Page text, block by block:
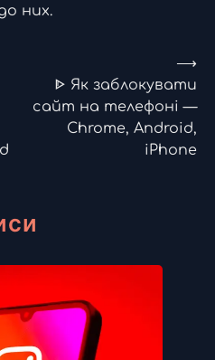
них.
ᐈ Як заблокувати
сайт на телефоні —
Chrome, Android,
iPhone
⟶